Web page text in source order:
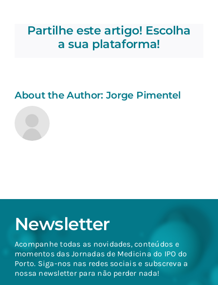
certificado
minha
Partilhe este artigo! Escolha
a sua plataforma!
About the Author: Jorge Pimentel
Newsletter
Acompanhe todas as novidades, conteúdos e
momentos das Jornadas de Medicina do IPO do
Porto. Siga-nos nas redes sociais e subscreva a
nossa newsletter para não perder nada!